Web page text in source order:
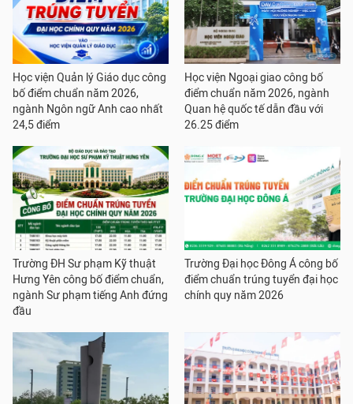
Học viện Quản lý Giáo dục công
bố điểm chuẩn năm 2026,
ngành Ngôn ngữ Anh cao nhất
24,5 điểm
Học viện Ngoại giao công bố
điểm chuẩn năm 2026, ngành
Quan hệ quốc tế dẫn đầu với
26.25 điểm
Trường ĐH Sư phạm Kỹ thuật
Hưng Yên công bố điểm chuẩn,
ngành Sư phạm tiếng Anh đứng
đầu
Trường Đại học Đông Á công bố
điểm chuẩn trúng tuyển đại học
chính quy năm 2026